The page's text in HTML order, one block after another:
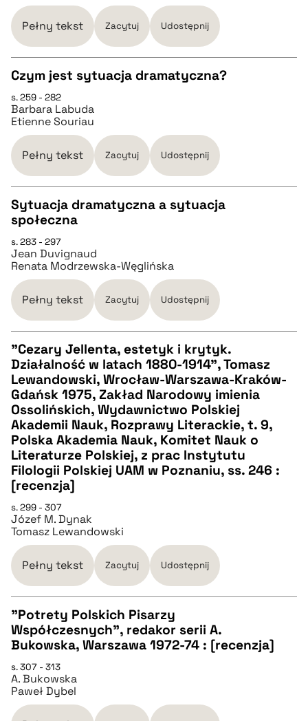
pobierz cytat
BIBTEX
pobierz cytat
Pełny tekst Zacytuj Udostępnij
CZYSTY TEKST
pobierz cytat
BIBTEX
pobierz cytat
Czym jest sytuacja dramatyczna?
s. 259 - 282
Barbara Labuda
Etienne Souriau
Pełny tekst Zacytuj Udostępnij
pobierz cytat
pobierz cytat
Sytuacja dramatyczna a sytuacja
społeczna
s. 283 - 297
Jean Duvignaud
Renata Modrzewska-Węglińska
Pełny tekst Zacytuj Udostępnij
CZYSTY TEKST
pobierz cytat
BIBTEX
pobierz cytat
"Cezary Jellenta, estetyk i krytyk.
Działalność w latach 1880-1914", Tomasz
Lewandowski, Wrocław-Warszawa-Kraków-
Gdańsk 1975, Zakład Narodowy imienia
Ossolińskich, Wydawnictwo Polskiej
Akademii Nauk, Rozprawy Literackie, t. 9,
Polska Akademia Nauk, Komitet Nauk o
Literaturze Polskiej, z prac Instytutu
Filologii Polskiej UAM w Poznaniu, ss. 246 :
[recenzja]
s. 299 - 307
Józef M. Dynak
Tomasz Lewandowski
Pełny tekst Zacytuj Udostępnij
CZYSTY TEKST
pobierz cytat
"Potrety Polskich Pisarzy
Współczesnych", redakor serii A.
Bukowska, Warszawa 1972-74 : [recenzja]
s. 307 - 313
A. Bukowska
Paweł Dybel